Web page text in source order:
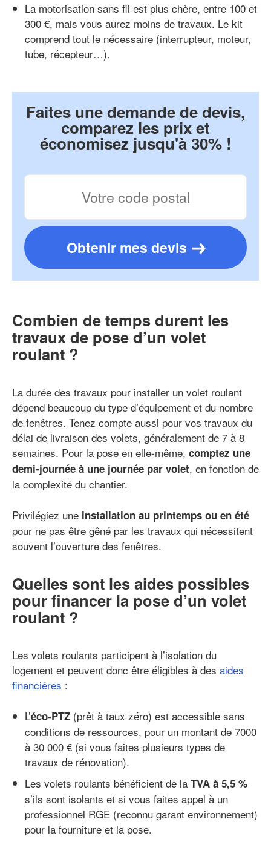
La motorisation sans fil est plus chère, entre 100 et
300 €, mais vous aurez moins de travaux. Le kit
comprend tout le nécessaire (interrupteur, moteur,
tube, récepteur…).
Faites une demande de devis,
comparez les prix et
économisez jusqu'à 30% !
Obtenir mes devis
Combien de temps durent les
travaux de pose d’un volet
roulant ?
La durée des travaux pour installer un volet roulant
dépend beaucoup du type d’équipement et du nombre
de fenêtres. Tenez compte aussi pour vos travaux du
délai de livraison des volets, généralement de 7 à 8
semaines. Pour la pose en elle-même, comptez une
demi-journée à une journée par volet, en fonction de
la complexité du chantier.
Privilégiez une installation au printemps ou en été
pour ne pas être gêné par les travaux qui nécessitent
souvent l’ouverture des fenêtres.
Quelles sont les aides possibles
pour financer la pose d’un volet
roulant ?
Les volets roulants participent à l’isolation du
logement et peuvent donc être éligibles à des aides
financières :
L’éco-PTZ (prêt à taux zéro) est accessible sans
conditions de ressources, pour un montant de 7000
à 30 000 € (si vous faites plusieurs types de
travaux de rénovation).
Les volets roulants bénéficient de la TVA à 5,5 %
s’ils sont isolants et si vous faites appel à un
professionnel RGE (reconnu garant environnement)
pour la fourniture et la pose.